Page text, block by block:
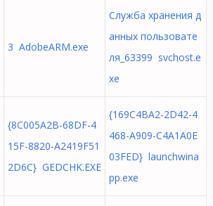
3 AdobeARM.exe
Служба хранения д
анных пользовате
ля_63399 svchost.e
xe
{8C005A2B-68DF-4
15F-8820-A2419F51
2D6C} GEDCHK.EXE
{169C4BA2-2D42-4
468-A909-C4A1A0E
03FED} launchwina
pp.exe